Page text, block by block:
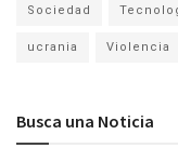
Sociedad
ucrania Violencia
Busca una Noticia